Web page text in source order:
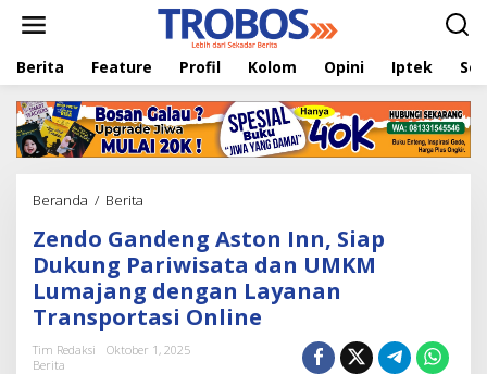
t
Berita Feature Profil Kolom Opini Iptek
Beranda / Berita
n
d
o
G
a
d
Zendo Gandeng Aston Inn, Siap
Dukung Pariwisata dan UMKM
Lumajang dengan Layanan
Transportasi Online
Tim Redaksi
Oktober 1, 2025
Berita